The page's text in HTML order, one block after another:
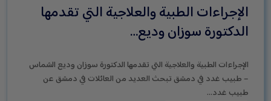
الإجراءات الطبية والعلاجية التي تقدمها
الدكتورة سوزان وديع…
الإجراءات الطبية والعلاجية التي تقدمها الدكتورة سوزان وديع الشماس
– طبيب غدد في دمشق تبحث العديد من العائلات في دمشق عن
طبيب غدد…